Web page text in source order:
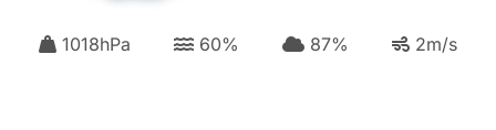
1018hPa 60% 87% 2m/s